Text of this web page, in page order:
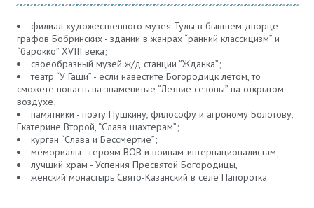
филиал художественного музея Тулы в бывшем дворце
графов Бобринских - здании в жанрах “ранний классицизм” и
“барокко” XVIII века;
своеобразный музей ж/д станции “Жданка”;
театр “У Гаши” - если навестите Богородицк летом, то
сможете попасть на знаменитые “Летние сезоны” на открытом
воздухе;
памятники - поэту Пушкину, философу и агроному Болотову,
Екатерине Второй, “Слава шахтерам”;
курган “Слава и Бессмертие”;
мемориалы - героям ВОВ и воинам-интернационалистам;
лучший храм - Успения Пресвятой Богородицы,
женский монастырь Свято-Казанский в селе Папоротка.